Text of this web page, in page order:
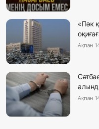
«Пәк
Ақпан
Ақпан